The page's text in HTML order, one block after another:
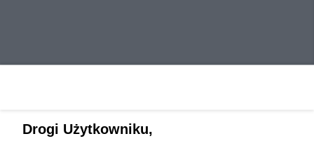
Drogi Użytkowniku,